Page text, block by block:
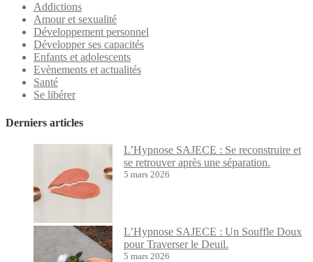
Addictions
Amour et sexualité
Développement personnel
Développer ses capacités
Enfants et adolescents
Evènements et actualités
Santé
Se libérer
Derniers articles
L’Hypnose SAJECE : Se reconstruire et
se retrouver après une séparation.
5 mars 2026
L’Hypnose SAJECE : Un Souffle Doux
pour Traverser le Deuil.
5 mars 2026